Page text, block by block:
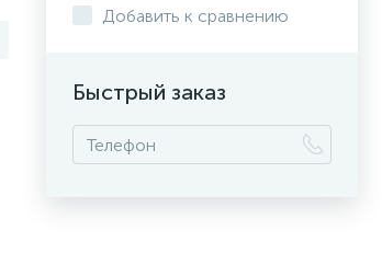
Добавить к сравнению
Быстрый заказ